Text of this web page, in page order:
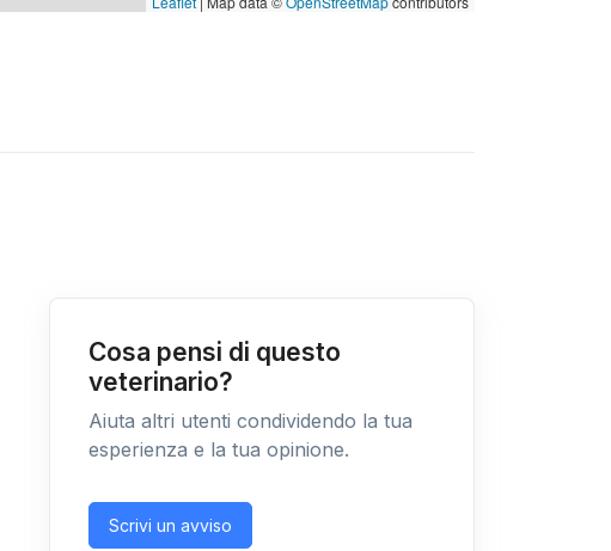
Cosa pensi di questo
veterinario?
Aiuta altri utenti condividendo la tua
esperienza e la tua opinione.
Scrivi un avviso